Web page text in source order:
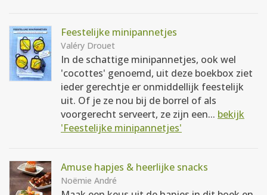
Feestelijke minipannetjes
Valéry Drouet
In de schattige minipannetjes, ook wel
'cocottes' genoemd, uit deze boekbox ziet
ieder gerechtje er onmiddellijk feestelijk
uit. Of je ze nou bij de borrel of als
voorgerecht serveert, ze zijn een... bekijk
'Feestelijke minipannetjes'
Amuse hapjes & heerlijke snacks
Noëmie André